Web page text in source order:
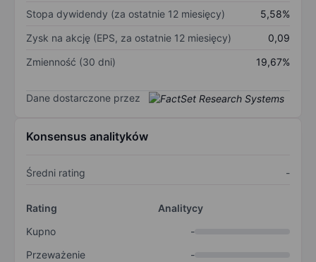
Stopa dywidendy (za ostatnie 12 miesięcy)
5,58%
Zysk na akcję (EPS, za ostatnie 12 miesięcy)
0,09
Zmienność (30 dni)
19,67%
Dane dostarczone przez
Konsensus analityków
Średni rating -
Rating
Analitycy
Kupno
-
Przeważenie
-